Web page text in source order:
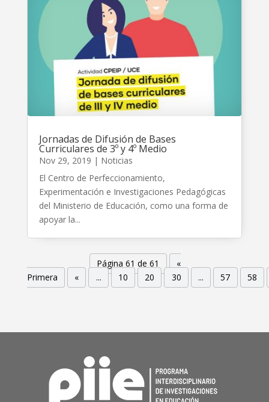
Jornadas de Difusión de Bases
Curriculares de 3º y 4º Medio
Nov 29, 2019 | Noticias
El Centro de Perfeccionamiento,
Experimentación e Investigaciones Pedagógicas
del Ministerio de Educación, como una forma de
apoyar la...
Página 61 de 61
«
Primera
« ... 10 20 30 ... 57 58